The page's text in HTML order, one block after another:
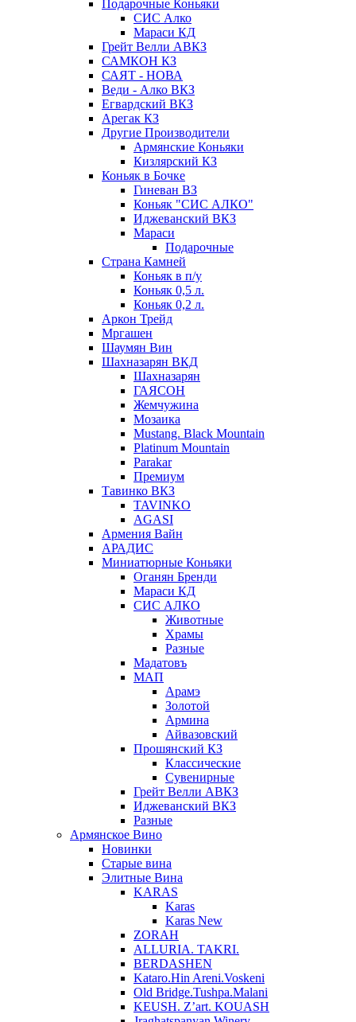
Подарочные Коньяки
СИС Алко
Мараси КД
Грейт Велли АВКЗ
САМКОН КЗ
САЯТ - НОВА
Веди - Алко ВКЗ
Егвардский ВКЗ
Арегак КЗ
Другие Производители
Армянские Коньяки
Кизлярский КЗ
Коньяк в Бочке
Гиневан ВЗ
Коньяк "СИС АЛКО"
Иджеванский ВКЗ
Мараси
Подарочные
Страна Камней
Коньяк в п/у
Коньяк 0,5 л.
Коньяк 0,2 л.
Аркон Трейд
Мргашен
Шаумян Вин
Шахназарян ВКД
Шахназарян
ГАЯСОН
Жемчужина
Мозаика
Mustang. Black Mountain
Platinum Mountain
Parakar
Премиум
Тавинко ВКЗ
TAVINKO
AGASI
Армения Вайн
АРАДИС
Миниатюрные Коньяки
Оганян Бренди
Мараси КД
СИС АЛКО
Животные
Храмы
Разные
Мадатовъ
МАП
Арамэ
Золотой
Армина
Айвазовский
Прошянский КЗ
Классические
Сувенирные
Грейт Велли АВКЗ
Иджеванский ВКЗ
Разные
Армянское Вино
Новинки
Старые вина
Элитные Вина
KARAS
Karas
Karas New
ZORAH
ALLURIA. TAKRI.
BERDASHEN
Kataro.Hin Areni.Voskeni
Old Bridge.Tushpa.Malani
KEUSH. Z’art. KOUASH